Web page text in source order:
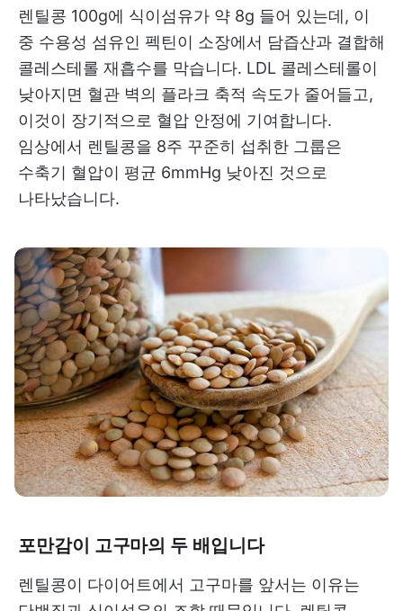
렌틸콩 100g에 식이섬유가 약 8g 들어 있는데, 이
중 수용성 섬유인 펙틴이 소장에서 담즙산과 결합해
콜레스테롤 재흡수를 막습니다. LDL 콜레스테롤이
낮아지면 혈관 벽의 플라크 축적 속도가 줄어들고,
이것이 장기적으로 혈압 안정에 기여합니다.
임상에서 렌틸콩을 8주 꾸준히 섭취한 그룹은
수축기 혈압이 평균 6mmHg 낮아진 것으로
나타났습니다.
포만감이 고구마의 두 배입니다
렌틸콩이 다이어트에서 고구마를 앞서는 이유는